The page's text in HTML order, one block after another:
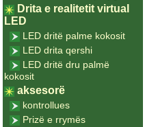
Drita e realitetit virtual
LED
LED dritë palme kokosit
LED drita qershi
LED dritë dru palmë
kokosit
aksesorë
kontrollues
Prizë e rrymës